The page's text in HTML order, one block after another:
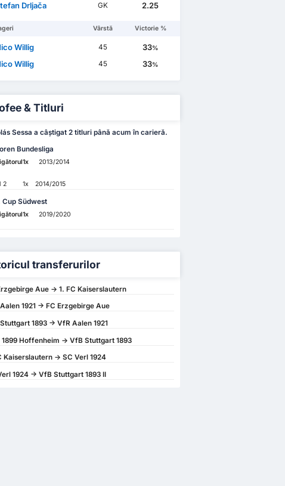
Drljača
GK 2.25
Vârstă Victorie %
Willig 45 33%
Willig 45 33%
& Titluri
Sessa a câștigat 2 titluri până acum în carieră.
Bundesliga
1x 2013/2014
2 1x 2014/2015
Cup Südwest
1x 2019/2020
transferurilor
Aue -> 1. FC Kaiserslautern
1921 -> FC Erzgebirge Aue
1893 -> VfR Aalen 1921
1899 Hoffenheim -> VfB Stuttgart 1893
Kaiserslautern -> SC Verl 1924
1924 -> VfB Stuttgart 1893 II